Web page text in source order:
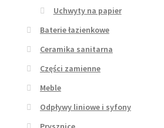
Uchwyty na papier
Baterie łazienkowe
Ceramika sanitarna
Części zamienne
Meble
Odpływy liniowe i syfony